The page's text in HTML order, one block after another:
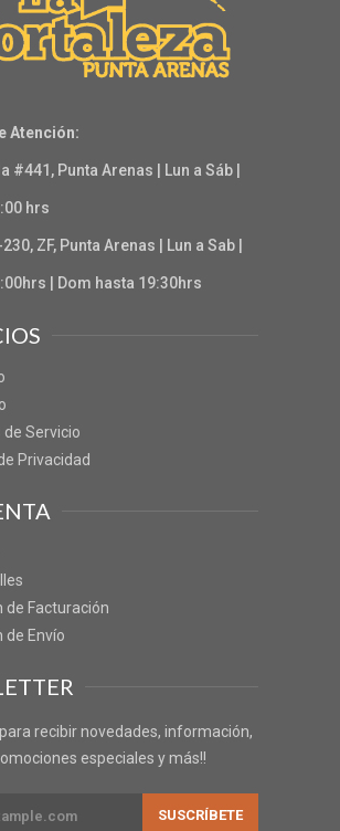
Atención:
#441, Punta Arenas | Lun a Sáb |
hrs
ZF, Punta Arenas | Lun a Sab |
| Dom hasta 19:30hrs
de Servicio
Privacidad
de Facturación
de Envío
recibir novedades, información,
especiales y más!!